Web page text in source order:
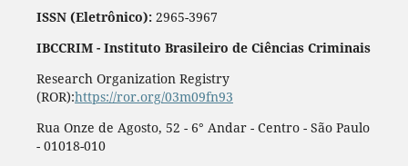
ISSN (Eletrônico): 2965-3967
IBCCRIM - Instituto Brasileiro de Ciências Criminais
Research Organization Registry
(ROR):https://ror.org/03m09fn93
Rua Onze de Agosto, 52 - 6° Andar - Centro - São Paulo
- 01018-010